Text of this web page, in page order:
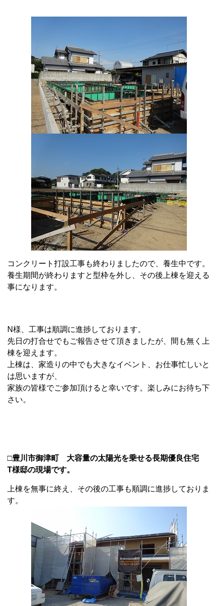
コンクリート打設工事も終わりましたので、養生中です。
養生期間が終わりますと型枠を外し、その後上棟を迎える
事になります。
N様、工事は順調に進捗しております。
先日の打合せでもご報告させて頂きましたが、間も無く上
棟を迎えます。
上棟は、家造りの中でも大きなイベント、お仕事忙しいと
は思いますが、
家族の皆様でご参加頂けると幸いです。楽しみにお待ち下
さい。
□豊川市御津町 大容量の太陽光を乗せる長期優良住宅
T様邸の現場です。
上棟を無事に終え、その後の工事も順調に進捗しておりま
す。